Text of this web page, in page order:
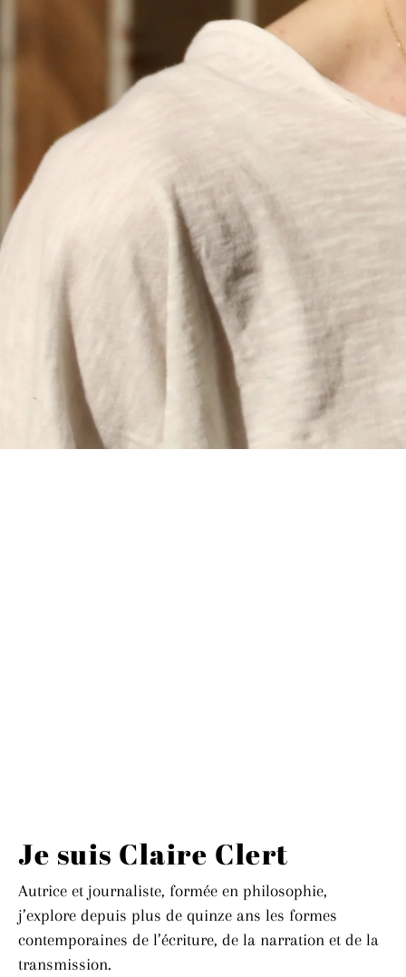
Je suis Claire Clert
Autrice et journaliste, formée en philosophie,
j’explore depuis plus de quinze ans les formes
contemporaines de l’écriture, de la narration et de la
transmission.